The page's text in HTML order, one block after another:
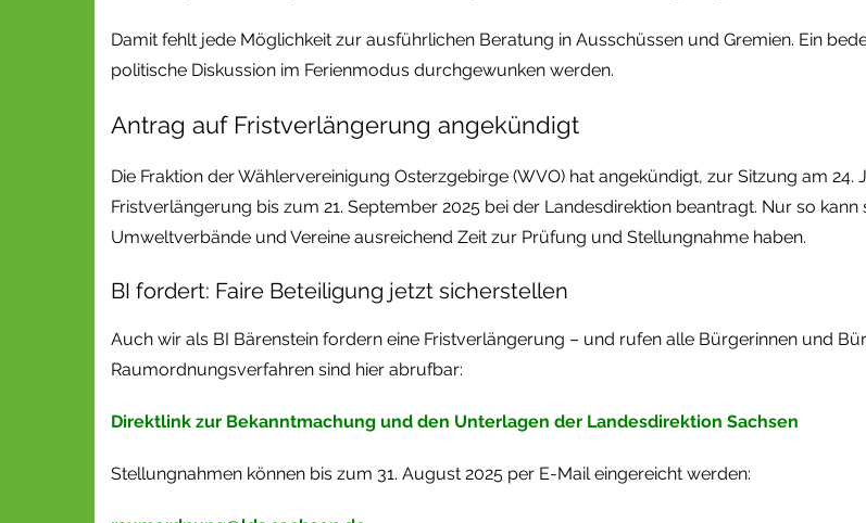
Damit fehlt jede Möglichkeit zur ausführlichen Beratung in Ausschüssen und Gremien. Ein
politische Diskussion im Ferienmodus durchgewunken werden.
Antrag auf Fristverlängerung angekündigt
Die Fraktion der Wählervereinigung Osterzgebirge (WVO) hat angekündigt, zur Sitzung am
Fristverlängerung bis zum 21. September 2025 bei der Landesdirektion beantragt. Nur so
Umweltverbände und Vereine ausreichend Zeit zur Prüfung und Stellungnahme haben.
BI fordert: Faire Beteiligung jetzt sicherstellen
Auch wir als BI Bärenstein fordern eine Fristverlängerung – und rufen alle Bürgerinnen und
Raumordnungsverfahren sind hier abrufbar:
Direktlink zur Bekanntmachung und den Unterlagen der Landesdirektion Sachsen
Stellungnahmen können bis zum 31. August 2025 per E-Mail eingereicht werden: